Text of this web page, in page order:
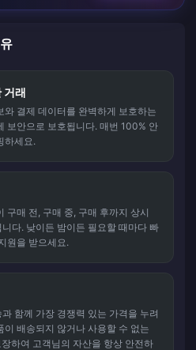
거래
와 결제 데이터를 완벽하게 보호하는
보안으로 보호됩니다. 매번 100% 안
하세요.
구매 전, 구매 중, 구매 후까지 상시
다. 낮이든 밤이든 필요할 때마다 빠
원을 받으세요.
함께 가장 경쟁력 있는 가격을 누려
이 배송되지 않거나 사용할 수 없는
하여 고객님의 자산을 항상 안전하